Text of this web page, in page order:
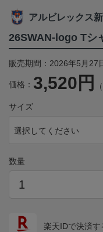
アルビレックス
26SWAN-logo Tシ
販売期間：2026年5月27
価格： 3,520円
サイズ
選択してください
数量
楽天IDで決済す